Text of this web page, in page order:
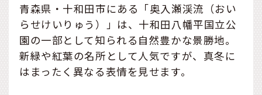
青森県・十和田市にある「奥入瀬渓流（おい
らせけいりゅう）」は、十和田八幡平国立公
園の一部として知られる自然豊かな景勝地。
新緑や紅葉の名所として人気ですが、真冬に
はまったく異なる表情を見せます。